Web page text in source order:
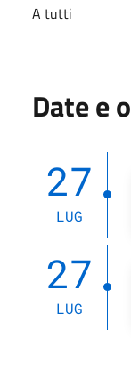
A tutti
Date e
27
LUG
27
LUG